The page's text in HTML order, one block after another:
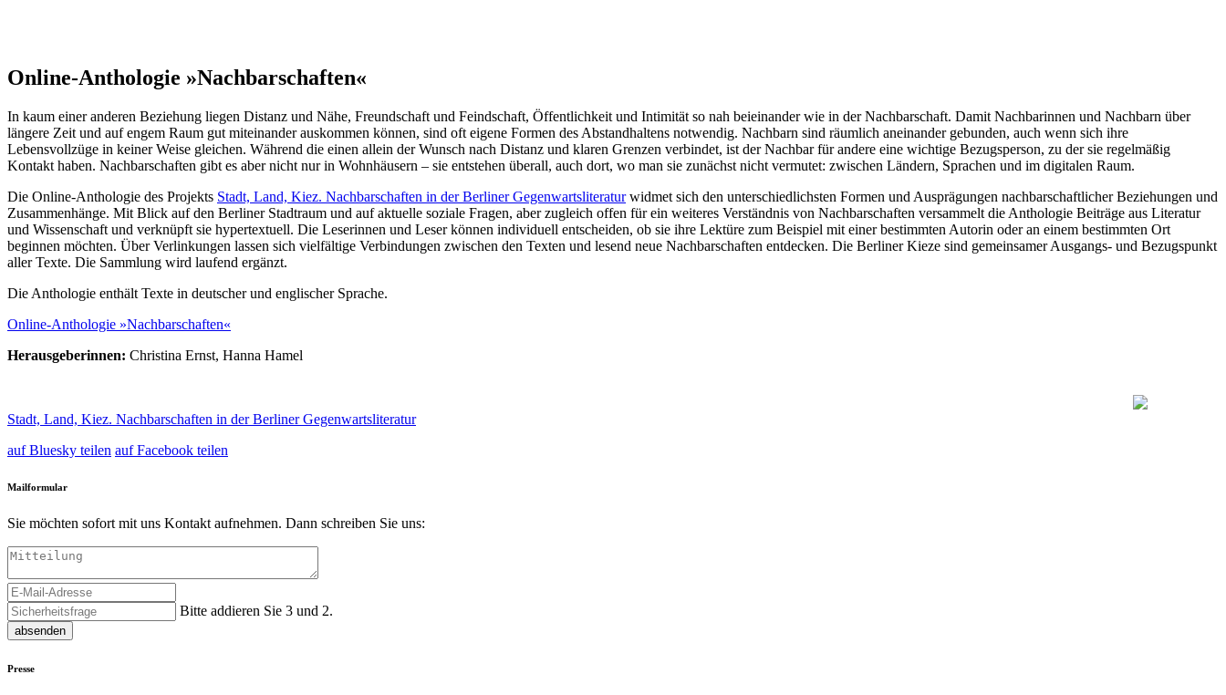
Online-Anthologie »Nachbarschaften«
In kaum einer anderen Beziehung liegen Distanz und Nähe, Freundschaft und Feindschaft, Öffentlichkeit und Intimität so nah beieinander wie in der Nachbarschaft. Damit Nachbarinnen und Nachbarn über
längere Zeit und auf engem Raum gut miteinander auskommen können, sind oft eigene Formen des Abstandhaltens notwendig. Nachbarn sind räumlich aneinander gebunden, auch wenn sich ihre
Lebensvollzüge in keiner Weise gleichen. Während die einen allein der Wunsch nach Distanz und klaren Grenzen verbindet, ist der Nachbar für andere eine wichtige Bezugsperson, zu der sie regelmäßig
Kontakt haben. Nachbarschaften gibt es aber nicht nur in Wohnhäusern – sie entstehen überall, auch dort, wo man sie zunächst nicht vermutet: zwischen Ländern, Sprachen und im digitalen Raum.
Die Online-Anthologie des Projekts Stadt, Land, Kiez. Nachbarschaften in der Berliner Gegenwartsliteraturwidmet sich den unterschiedlichsten Formen und Ausprägungen nachbarschaftlicher Beziehungen und
Zusammenhänge. Mit Blick auf den Berliner Stadtraum und auf aktuelle soziale Fragen, aber zugleich offen für ein weiteres Verständnis von Nachbarschaften versammelt die Anthologie Beiträge aus Literatur
und Wissenschaft und verknüpft sie hypertextuell. Die Leserinnen und Leser können individuell entscheiden, ob sie ihre Lektüre zum Beispiel mit einer bestimmten Autorin oder an einem bestimmten Ort
beginnen möchten. Über Verlinkungen lassen sich vielfältige Verbindungen zwischen den Texten und lesend neue Nachbarschaften entdecken. Die Berliner Kieze sind gemeinsamer Ausgangs- und Bezugspunkt
aller Texte. Die Sammlung wird laufend ergänzt.
Die Anthologie enthält Texte in deutscher und englischer Sprache.
Online-Anthologie »Nachbarschaften«
Herausgeberinnen: Christina Ernst, Hanna Hamel
Stadt, Land, Kiez. Nachbarschaften in der Berliner Gegenwartsliteratur
auf Bluesky teilen auf Facebook teilen
Mailformular
Sie möchten sofort mit uns Kontakt aufnehmen. Dann schreiben Sie uns:
Bitte addieren Sie 3 und 2.
absenden
Presse